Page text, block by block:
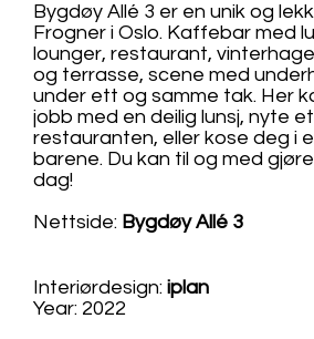
Bygdøy Allé 3 er en unik og
Frogner i Oslo. Kaffebar med
lounger, restaurant,
og terrasse, scene med
under ett og samme tak. Her
jobb med en deilig lunsj, nyte
restauranten, eller kose deg i
barene. Du kan til og med
dag!
Nettside: Bygdøy Allé 3
Interiørdesign: iplan
Year: 2022